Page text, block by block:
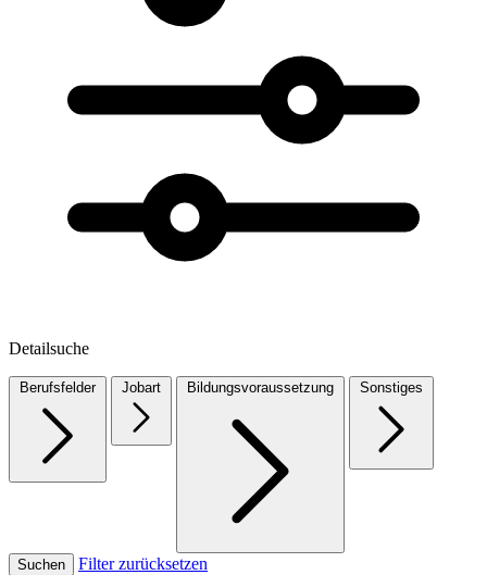
Detailsuche
Berufsfelder Jobart Bildungsvoraussetzung Sonstiges
Suchen Filter zurücksetzen